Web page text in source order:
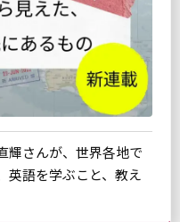
輝さんが、世界各地で
英語を学ぶこと、教え